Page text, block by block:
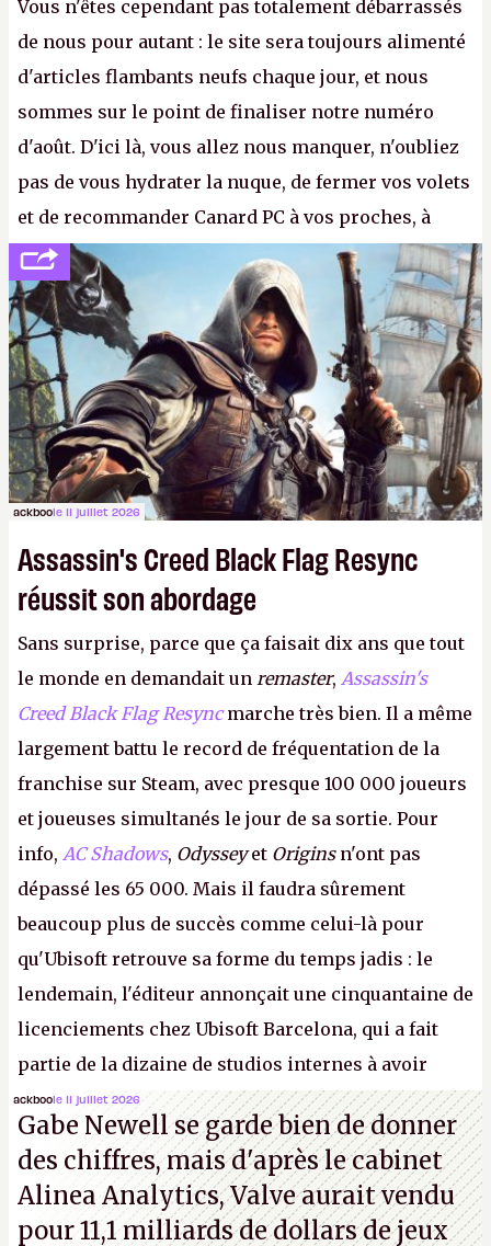
Vous n'êtes cependant pas totalement débarrassés
de nous pour autant : le site sera toujours alimenté
d'articles flambants neufs chaque jour, et nous
sommes sur le point de finaliser notre numéro
d'août. D'ici là, vous allez nous manquer, n'oubliez
pas de vous hydrater la nuque, de fermer vos volets
et de recommander Canard PC à vos proches, à
votre famille et aux inconnus que vous croisez
dans la rue. Bon été à tous ! –ER.
ackboole 11 juillet 2026
Assassin's Creed Black Flag Resync
réussit son abordage
Sans surprise, parce que ça faisait dix ans que tout
le monde en demandait un remaster, Assassin's
Creed Black Flag Resyncmarche très bien. Il a même
largement battu le record de fréquentation de la
franchise sur Steam, avec presque 100 000 joueurs
et joueuses simultanés le jour de sa sortie. Pour
info, AC Shadows, Odysseyet Originsn'ont pas
dépassé les 65 000. Mais il faudra sûrement
beaucoup plus de succès comme celui-là pour
qu'Ubisoft retrouve sa forme du temps jadis : le
lendemain, l'éditeur annonçait une cinquantaine de
licenciements chez Ubisoft Barcelona, qui a fait
partie de la dizaine de studios internes à avoir
travaillé sur cetAssassin's Creedsous la direction
d'Ubisoft Singapour.A.
ackboole 11 juillet 2026
Gabe Newell se garde bien de donner
des chiffres, mais d'après le cabinet
Alinea Analytics, Valve aurait vendu
pour 11,1 milliards de dollars de jeux